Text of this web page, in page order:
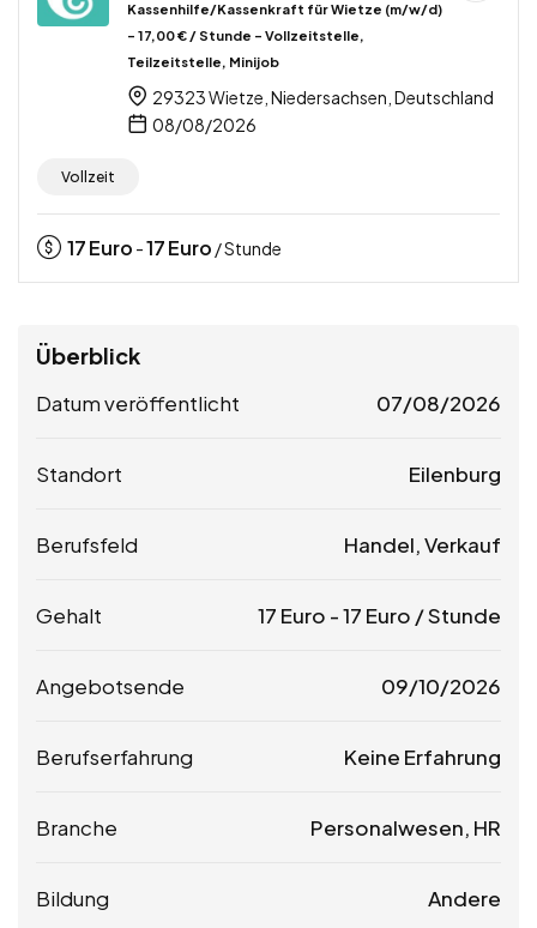
Kassenhilfe/Kassenkraft für Wietze (m/w/d)
– 17,00 € / Stunde – Vollzeitstelle,
Teilzeitstelle, Minijob
29323 Wietze, Niedersachsen, Deutschland
08/08/2026
Vollzeit
17Euro -17Euro / Stunde
Überblick
Datum veröffentlicht 07/08/2026
Standort Eilenburg
Berufsfeld Handel, Verkauf
Gehalt 17 Euro -17 Euro / Stunde
Angebotsende 09/10/2026
Berufserfahrung Keine Erfahrung
Branche Personalwesen, HR
Bildung Andere